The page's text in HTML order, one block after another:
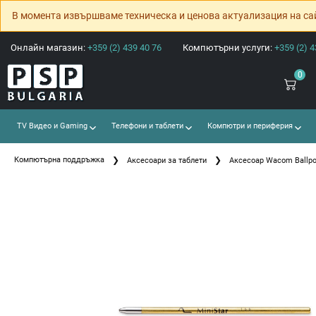
В момента извършваме техническа и ценова актуализация на
Онлайн магазин: +359 (2) 439 40 76 Компютърни услуги: +359 (2)
0
TV Видео и Gaming Телефони и таблети Компютри и периферия
Компютърна поддръжка Аксесоари за таблети Аксесоар Wacom